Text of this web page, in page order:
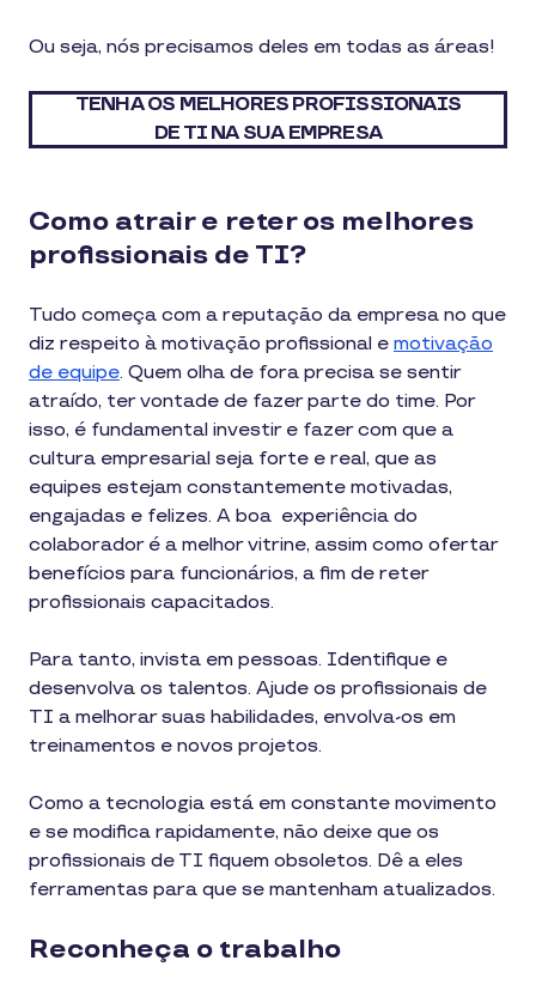
Ou seja, nós precisamos deles em todas as áreas!
TENHA OS MELHORES PROFISSIONAIS
DE TI NA SUA EMPRESA
Como atrair e reter os melhores
profissionais de TI?
Tudo começa com a reputação da empresa no que
diz respeito à motivação profissional e motivação
de equipe. Quem olha de fora precisa se sentir
atraído, ter vontade de fazer parte do time. Por
isso, é fundamental investir e fazer com que a
cultura empresarial seja forte e real, que as
equipes estejam constantemente motivadas,
engajadas e felizes. A boa experiência do
colaborador é a melhor vitrine, assim como ofertar
benefícios para funcionários, a fim de reter
profissionais capacitados.
Para tanto, invista em pessoas. Identifique e
desenvolva os talentos. Ajude os profissionais de
TI a melhorar suas habilidades, envolva-os em
treinamentos e novos projetos.
Como a tecnologia está em constante movimento
e se modifica rapidamente, não deixe que os
profissionais de TI fiquem obsoletos. Dê a eles
ferramentas para que se mantenham atualizados.
Reconheça o trabalho